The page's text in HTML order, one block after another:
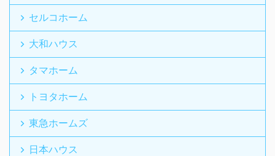
セルコホーム
大和ハウス
タマホーム
トヨタホーム
東急ホームズ
日本ハウス